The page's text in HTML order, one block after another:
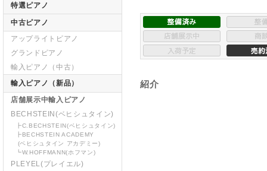
紹介
特選ピアノ
中古ピアノ
アップライトピアノ
グランドピアノ
輸入ピアノ（中古）
輸入ピアノ（新品）
店舗展示中輸入ピアノ
BECHSTEIN(ベヒシュタイン)
┣C.BECHSTEIN(ベヒシュタイン)
┣BECHSTEIN ACADEMY
(ベヒシュタイン アカデミー)
┗W.HOFFMANN(ホフマン)
PLEYEL(プレイエル)